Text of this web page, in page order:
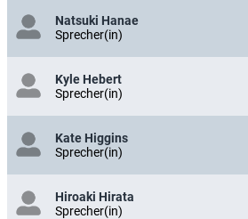
Natsuki Hanae
Sprecher(in)
Kyle Hebert
Sprecher(in)
Kate Higgins
Sprecher(in)
Hiroaki Hirata
Sprecher(in)